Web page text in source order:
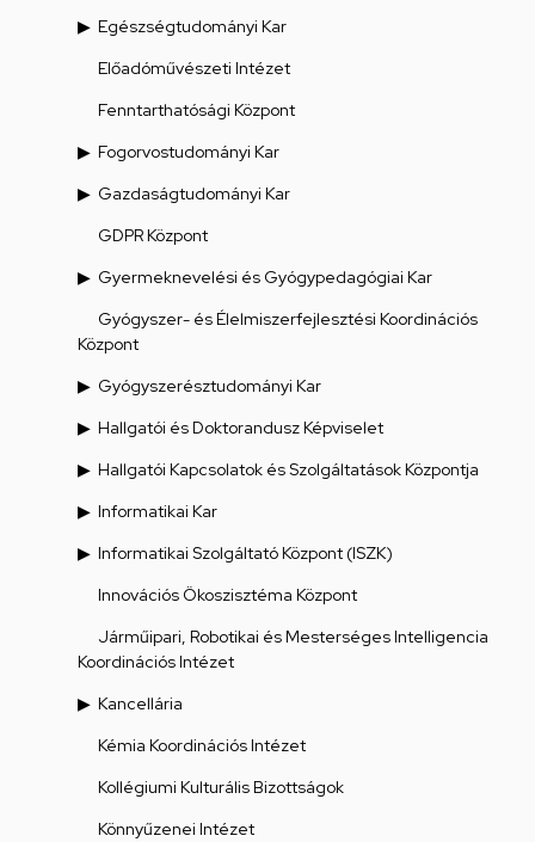
Egészségtudományi Kar
Előadóművészeti Intézet
Fenntarthatósági Központ
Fogorvostudományi Kar
Gazdaságtudományi Kar
GDPR Központ
Gyermeknevelési és Gyógypedagógiai Kar
Gyógyszer- és Élelmiszerfejlesztési Koordinációs
Központ
Gyógyszerésztudományi Kar
Hallgatói és Doktorandusz Képviselet
Hallgatói Kapcsolatok és Szolgáltatások Központja
Informatikai Kar
Informatikai Szolgáltató Központ (ISZK)
Innovációs Ökoszisztéma Központ
Járműipari, Robotikai és Mesterséges Intelligencia
Koordinációs Intézet
Kancellária
Kémia Koordinációs Intézet
Kollégiumi Kulturális Bizottságok
Könnyűzenei Intézet